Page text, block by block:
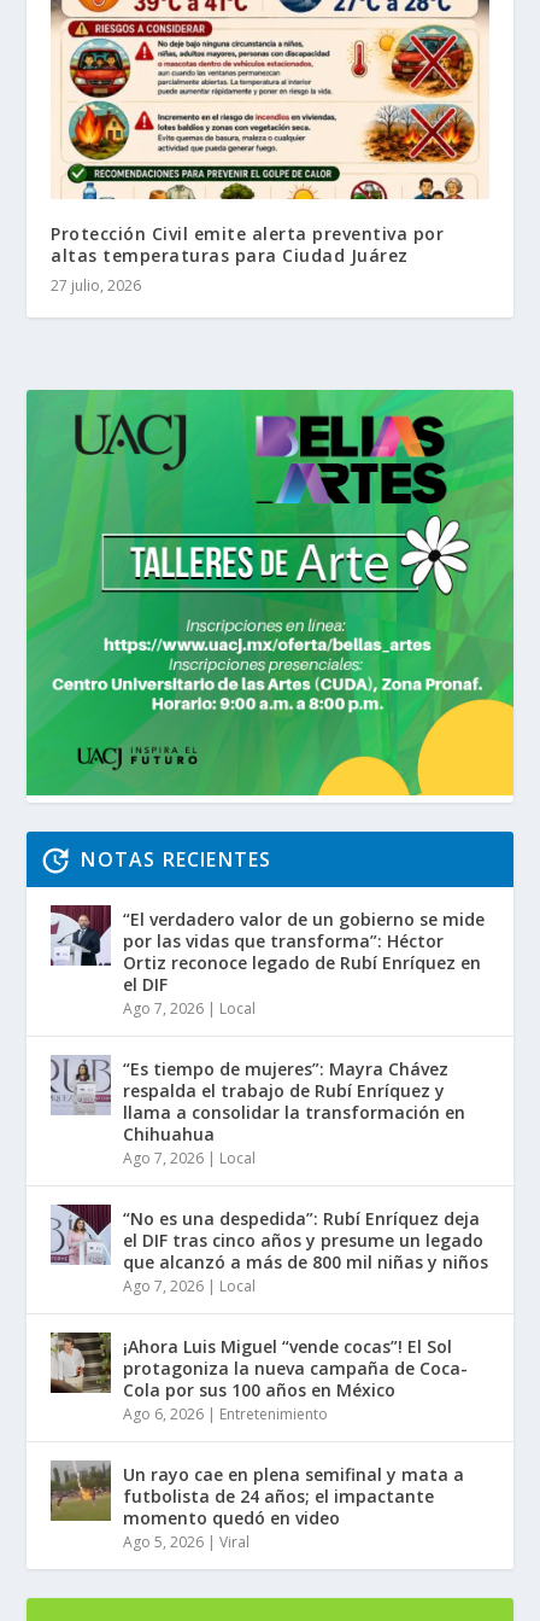
Protección Civil emite alerta preventiva por
altas temperaturas para Ciudad Juárez
27 julio, 2026
NOTAS RECIENTES
“El verdadero valor de un gobierno se mide
por las vidas que transforma”: Héctor
Ortiz reconoce legado de Rubí Enríquez en
el DIF
Ago 7, 2026 | Local
“Es tiempo de mujeres”: Mayra Chávez
respalda el trabajo de Rubí Enríquez y
llama a consolidar la transformación en
Chihuahua
Ago 7, 2026 | Local
“No es una despedida”: Rubí Enríquez deja
el DIF tras cinco años y presume un legado
que alcanzó a más de 800 mil niñas y niños
Ago 7, 2026 | Local
¡Ahora Luis Miguel “vende cocas”! El Sol
protagoniza la nueva campaña de Coca-
Cola por sus 100 años en México
Ago 6, 2026 | Entretenimiento
Un rayo cae en plena semifinal y mata a
futbolista de 24 años; el impactante
momento quedó en video
Ago 5, 2026 |Viral